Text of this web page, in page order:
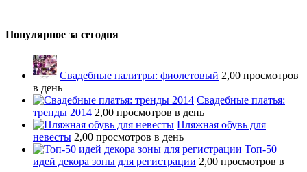
Популярное за сегодня
Свадебные палитры: фиолетовый 2,00 просмотров
в день
Свадебные платья:
тренды 2014 2,00 просмотров в день
Пляжная обувь для
невесты 2,00 просмотров в день
Топ-50
идей декора зоны для регистрации 2,00 просмотров в